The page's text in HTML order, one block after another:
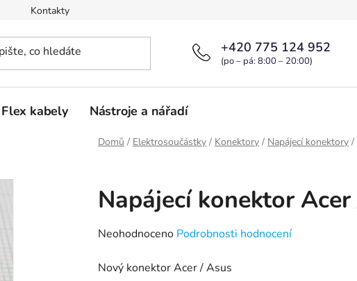
Kontakty
+420 775 124 952
(po – pá: 8:00 – 20:00)
Flex kabely Nástroje a nářadí
Domů / Elektrosoučástky / Konektory / Napájecí konektory /
Napájecí konektor
Průměrné
produktu
Neohodnoceno Podrobnosti hodnocení
Nový konektor Acer / Asus